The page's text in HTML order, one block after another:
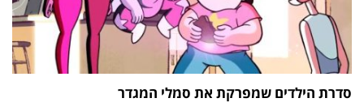
סדרת הילדים שמפרקת את סמלי המגדר